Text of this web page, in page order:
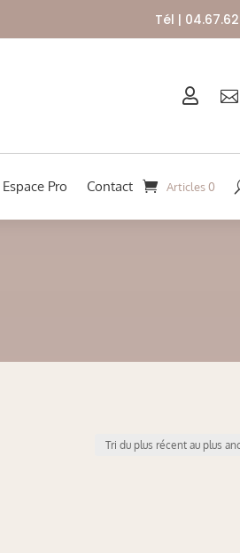
Tél |
 
Espace Pro Contact Articles 0